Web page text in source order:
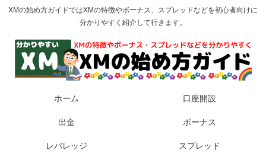
XMの始め方ガイドではXMの特徴やボーナス、スプレッドなどを初心者向けに
分かりやすく紹介して行きます。
ホーム 口座開設
出金 ボーナス
レバレッジ スプレッド